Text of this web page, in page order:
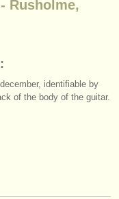
Rusholme,
identifiable by
of the body of the guitar.